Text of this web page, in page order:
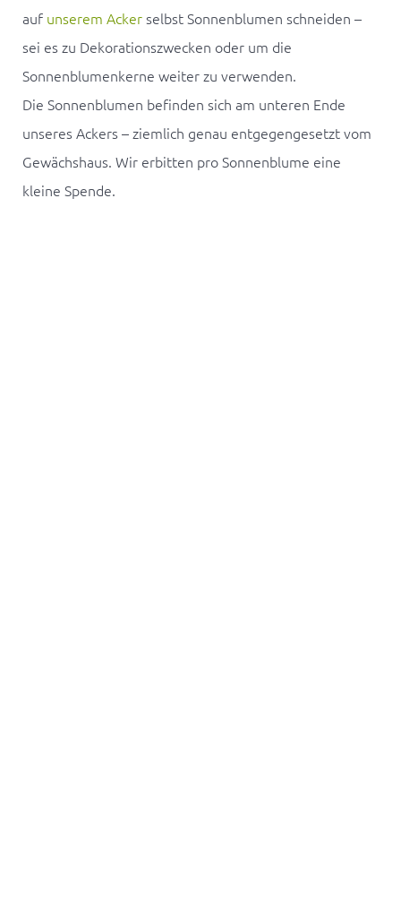
auf unserem Ackerselbst Sonnenblumen schneiden –
sei es zu Dekorationszwecken oder um die
Sonnenblumenkerne weiter zu verwenden.
Die Sonnenblumen befinden sich am unteren Ende
unseres Ackers – ziemlich genau entgegengesetzt vom
Gewächshaus. Wir erbitten pro Sonnenblume eine
kleine Spende.